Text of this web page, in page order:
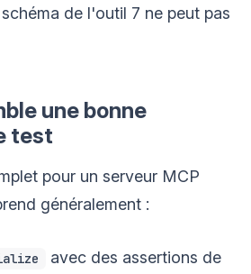
de l'outil 7 ne peut pas
une bonne
test
pour un serveur MCP
généralement :
avec des assertions de